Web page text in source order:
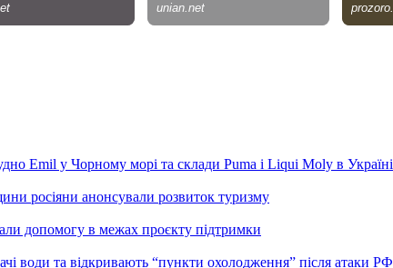
Emil у Чорному морі та склади Puma і Liqui Moly в Україні
росіяни анонсували розвиток туризму
допомогу в межах проєкту підтримки
води та відкривають “пункти охолодження” після атаки РФ